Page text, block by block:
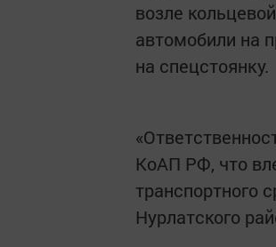
возле
автомобили на
на спецстоянку.
КоАП РФ, что
транспортного
Нурлатского